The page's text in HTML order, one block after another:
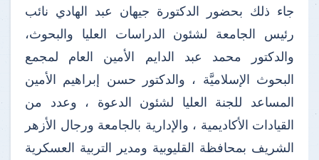
جاء ذلك بحضور الدكتورة جيهان عبد الهادي نائب
رئيس الجامعة لشئون الدراسات العليا والبحوث،
والدكتور محمد عبد الدايم الأمين العام لمجمع
البحوث الإسلاميَّة ، والدكتور حسن إبراهيم الأمين
المساعد للجنة العليا لشئون الدعوة ، وعدد من
القيادات الأكاديمية ، والإدارية بالجامعة ورجال الأزهر
الشريف بمحافظة القليوبية ومدير التربية العسكرية